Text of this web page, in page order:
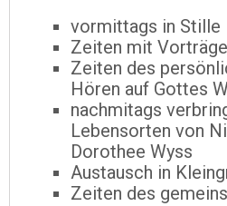
vormittags in Stille
Zeiten mit
Zeiten des
Hören auf Gottes
nachmitags
Lebensorten von
Dorothee Wyss
Austausch in
Zeiten des